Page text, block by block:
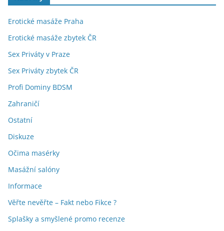
Erotické masáže Praha
Erotické masáže zbytek ČR
Sex Priváty v Praze
Sex Priváty zbytek ČR
Profi Dominy BDSM
Zahraničí
Ostatní
Diskuze
Očima masérky
Masážní salóny
Informace
Věřte nevěřte – Fakt nebo Fikce ?
Splašky a smyšlené promo recenze